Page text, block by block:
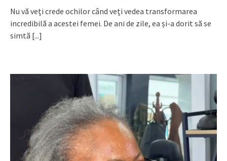
Nu vă veți crede ochilor când veți vedea transformarea
incredibilă a acestei femei. De ani de zile, ea și-a dorit să se
simtă [...]